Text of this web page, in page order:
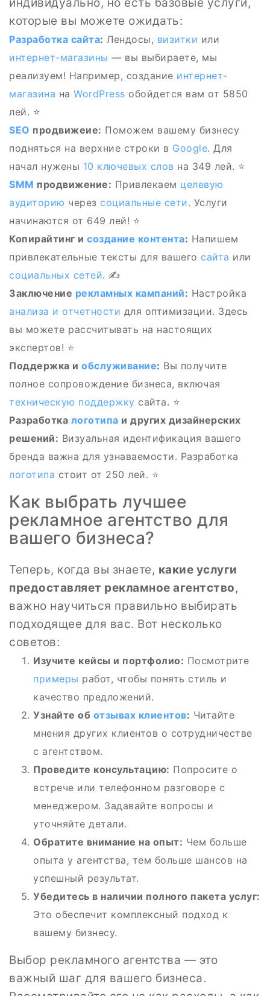
которые вы можете ожидать:
Разработка сайта: Лендосы, визитки или
интернет-магазины — вы выбираете, мы
реализуем! Например, создание интернет-
магазина на WordPress обойдется вам от 5850
лей. ⭐
SEO продвижеие: Поможем вашему бизнесу
подняться на верхние строки в Google. Для
начал нужены 10 ключевых слов на 349 лей. ⭐
SMM продвижение: Привлекаем целевую
аудиторию через социальные сети. Услуги
начинаются от 649 лей! ⭐
Копирайтинг и создание контента: Напишем
привлекательные тексты для вашего сайта или
социальных сетей. ✍️
Заключение рекламных кампаний: Настройка
анализа и отчетности для оптимизации. Здесь
вы можете рассчитывать на настоящих
экспертов! ⭐
Поддержка и обслуживание: Вы получите
полное сопровождение бизнеса, включая
техническую поддержку сайта. ⭐
Разработка логотипа и других дизайнерских
решений: Визуальная идентификация вашего
бренда важна для узнаваемости. Разработка
логотипа стоит от 250 лей. ⭐
Как выбрать лучшее
рекламное агентство для
вашего бизнеса?
Теперь, когда вы знаете, какие услуги
предоставляет рекламное агентство,
важно научиться правильно выбирать
подходящее для вас. Вот несколько
советов:
Изучите кейсы и портфолио: Посмотрите
примеры работ, чтобы понять стиль и
качество предложений.
Узнайте об отзывах клиентов: Читайте
мнения других клиентов о сотрудничестве
с агентством.
Проведите консультацию: Попросите о
встрече или телефонном разговоре с
менеджером. Задавайте вопросы и
уточняйте детали.
Обратите внимание на опыт: Чем больше
опыта у агентства, тем больше шансов на
успешный результат.
Убедитесь в наличии полного пакета услуг:
Это обеспечит комплексный подход к
вашему бизнесу.
Выбор рекламного агентства — это
важный шаг для вашего бизнеса.